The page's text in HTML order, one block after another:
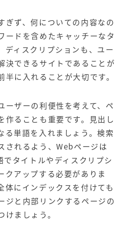
ぎず、何についての内容なの
ードを含めたキャッチーなタ
ディスクリプションも、ユー
決できるサイトであることが
に入れることが大切です。
ーザーの利便性を考えて、ペ
作ることも重要です。見出し
る単語を入れましょう。検索
されるよう、Webページは
タイトルやディスクリプシ
クアップする必要がありま
体にインデックスを付けても
ジと内部リンクするページの
ましょう。